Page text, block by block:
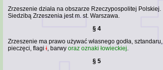
Zrzeszenie działa na obszarze Rzeczypospolitej Polskiej.
Siedzibą Zrzeszenia jest m. st. Warszawa.
§ 4
Zrzeszenie ma prawo używać własnego godła, sztandaru,
pieczęci, flagii, barwy oraz oznaki łowieckiej.
§ 5